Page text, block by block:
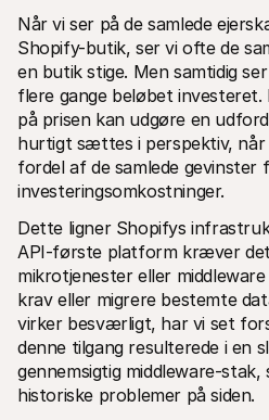
Når vi ser på de samlede
Shopify-butik, ser vi ofte de
en butik stige. Men samtidig
flere gange beløbet
på prisen kan udgøre en
hurtigt sættes i perspektiv, når
fordel af de samlede gevinster
investeringsomkostninger.
Dette ligner Shopifys
API-første platform kræver
mikrotjenester eller
krav eller migrere bestemte
virker besværligt, har vi set
denne tilgang resulterede i en
gennemsigtig middleware-stak,
historiske problemer på siden.